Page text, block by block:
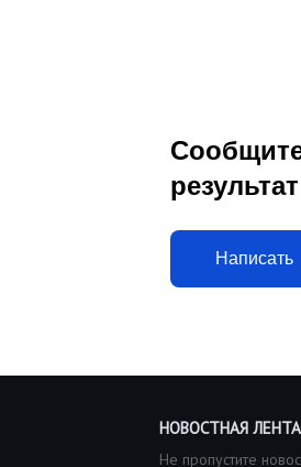
Написать
НОВОСТНАЯ ЛЕНТА
Не пропустите